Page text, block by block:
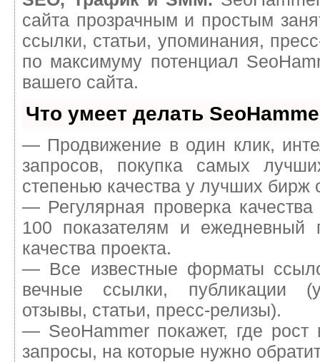
сайта прозрачным и простым
ссылки, статьи, упоминания,
по максимуму потенциал
вашего сайта.
Что умеет делать
— Продвижение в один клик,
запросов, покупка самых
степенью качества у лучших бирж
— Регулярная проверка
100 показателям и ежедневный
качества проекта.
— Все известные форматы
вечные ссылки, публикации
отзывы, статьи, пресс-релизы).
— SeoHammer покажет, где
запросы, на которые нужно